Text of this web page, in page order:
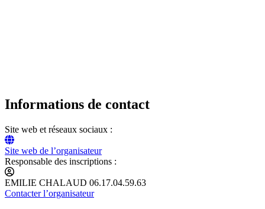
Informations de contact
Site web et réseaux sociaux :
Site web de l’organisateur
Responsable des inscriptions :
EMILIE CHALAUD 06.17.04.59.63
Contacter l’organisateur